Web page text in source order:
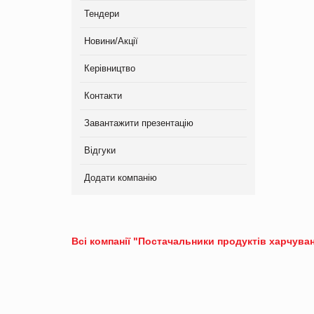
Тендери
Новини/Акції
Керівництво
Контакти
Завантажити презентацію
Відгуки
Додати компанію
Всі компанії "Постачальники продуктів